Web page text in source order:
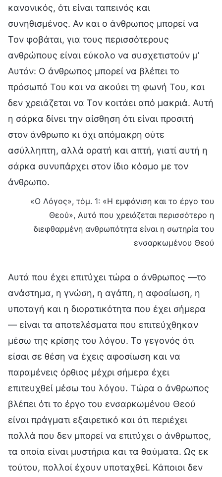
κανονικός, ότι είναι ταπεινός και
συνηθισμένος. Αν και ο άνθρωπος μπορεί να
Τον φοβάται, για τους περισσότερους
ανθρώπους είναι εύκολο να συσχετιστούν μ’
Αυτόν: Ο άνθρωπος μπορεί να βλέπει το
πρόσωπό Του και να ακούει τη φωνή Του, και
δεν χρειάζεται να Τον κοιτάει από μακριά. Αυτή
η σάρκα δίνει την αίσθηση ότι είναι προσιτή
στον άνθρωπο κι όχι απόμακρη ούτε
ασύλληπτη, αλλά ορατή και απτή, γιατί αυτή η
σάρκα συνυπάρχει στον ίδιο κόσμο με τον
άνθρωπο.
«Ο Λόγος», τόμ. 1: «Η εμφάνιση και το έργο του
Θεού», Αυτό που χρειάζεται περισσότερο η
διεφθαρμένη ανθρωπότητα είναι η σωτηρία του
ενσαρκωμένου Θεού
Αυτά που έχει επιτύχει τώρα ο άνθρωπος —το
ανάστημα, η γνώση, η αγάπη, η αφοσίωση, η
υποταγή και η διορατικότητα που έχει σήμερα
— είναι τα αποτελέσματα που επιτεύχθηκαν
μέσω της κρίσης του λόγου. Το γεγονός ότι
είσαι σε θέση να έχεις αφοσίωση και να
παραμένεις όρθιος μέχρι σήμερα έχει
επιτευχθεί μέσω του λόγου. Τώρα ο άνθρωπος
βλέπει ότι το έργο του ενσαρκωμένου Θεού
είναι πράγματι εξαιρετικό και ότι περιέχει
πολλά που δεν μπορεί να επιτύχει ο άνθρωπος,
τα οποία είναι μυστήρια και τα θαύματα. Ως εκ
τούτου, πολλοί έχουν υποταχθεί. Κάποιοι δεν